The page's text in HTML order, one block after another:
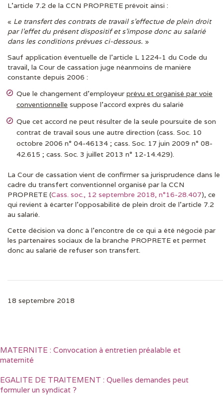
L’article 7.2 de la CCN PROPRETE prévoit ainsi :
« Le transfert des contrats de travail s’effectue de plein droit
par l’effet du présent dispositif et s’impose donc au salarié
dans les conditions prévues ci-dessous. »
Sauf application éventuelle de l’article L 1224-1 du Code du
travail, la Cour de cassation juge néanmoins de manière
constante depuis 2006 :
Que le changement d’employeur prévu et organisé par voie
conventionnelle suppose l’accord exprès du salarié
Que cet accord ne peut résulter de la seule poursuite de son
contrat de travail sous une autre direction (cass. Soc. 10
octobre 2006 n° 04-46134 ; cass. Soc. 17 juin 2009 n° 08-
42.615 ; cass. Soc. 3 juillet 2013 n° 12-14.429).
La Cour de cassation vient de confirmer sa jurisprudence dans le
cadre du transfert conventionnel organisé par la CCN
PROPRETE (Cass. soc., 12 septembre 2018, n°16-28.407), ce
qui revient à écarter l’opposabilité de plein droit de l’article 7.2
au salarié.
Cette décision va donc à l’encontre de ce qui a été négocié par
les partenaires sociaux de la branche PROPRETE et permet
donc au salarié de refuser son transfert.
18 septembre 2018
MATERNITE : Convocation à entretien préalable et
maternité
EGALITE DE TRAITEMENT : Quelles demandes peut
formuler un syndicat ?